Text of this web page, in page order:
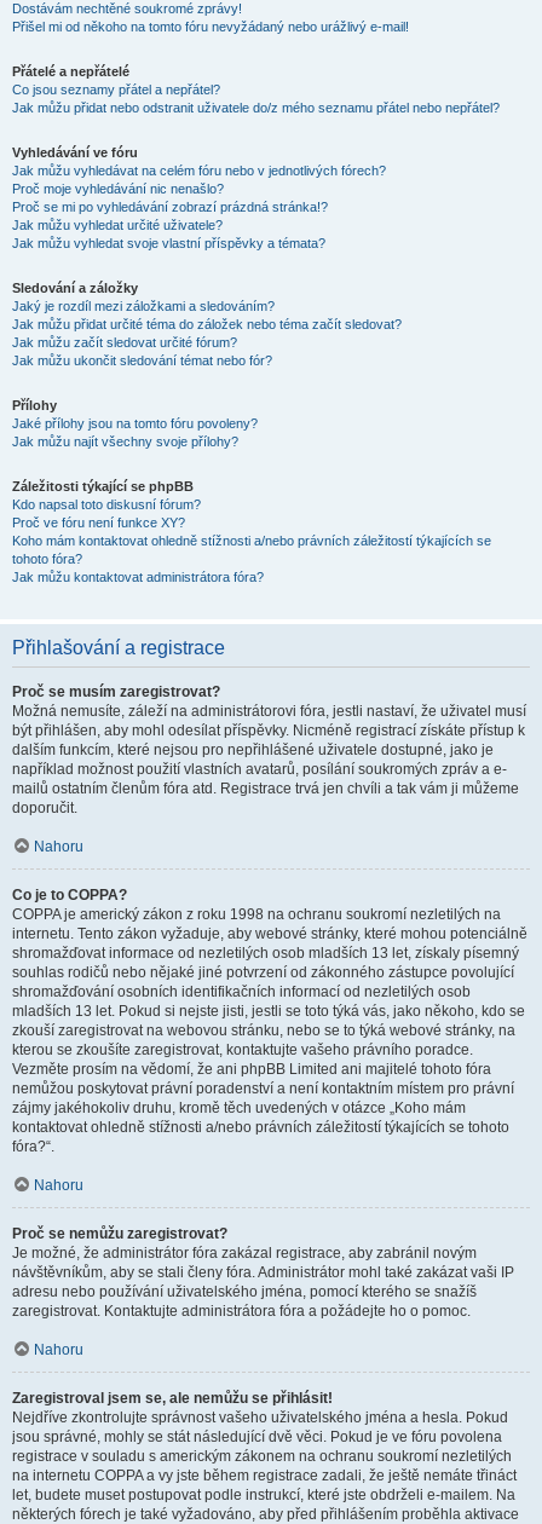
Dostávám nechtěné soukromé zprávy!
Přišel mi od někoho na tomto fóru nevyžádaný nebo urážlivý e-mail!
Přátelé a nepřátelé
Co jsou seznamy přátel a nepřátel?
Jak můžu přidat nebo odstranit uživatele do/z mého seznamu přátel nebo nepřátel?
Vyhledávání ve fóru
Jak můžu vyhledávat na celém fóru nebo v jednotlivých fórech?
Proč moje vyhledávání nic nenašlo?
Proč se mi po vyhledávání zobrazí prázdná stránka!?
Jak můžu vyhledat určité uživatele?
Jak můžu vyhledat svoje vlastní příspěvky a témata?
Sledování a záložky
Jaký je rozdíl mezi záložkami a sledováním?
Jak můžu přidat určité téma do záložek nebo téma začít sledovat?
Jak můžu začít sledovat určité fórum?
Jak můžu ukončit sledování témat nebo fór?
Přílohy
Jaké přílohy jsou na tomto fóru povoleny?
Jak můžu najít všechny svoje přílohy?
Záležitosti týkající se phpBB
Kdo napsal toto diskusní fórum?
Proč ve fóru není funkce XY?
Koho mám kontaktovat ohledně stížnosti a/nebo právních záležitostí týkajících se
tohoto fóra?
Jak můžu kontaktovat administrátora fóra?
Přihlašování a registrace
Proč se musím zaregistrovat?
Možná nemusíte, záleží na administrátorovi fóra, jestli nastaví, že uživatel musí
být přihlášen, aby mohl odesílat příspěvky. Nicméně registrací získáte přístup k
dalším funkcím, které nejsou pro nepřihlášené uživatele dostupné, jako je
například možnost použití vlastních avatarů, posílání soukromých zpráv a e-
mailů ostatním členům fóra atd. Registrace trvá jen chvíli a tak vám ji můžeme
doporučit.
Nahoru
Co je to COPPA?
COPPA je americký zákon z roku 1998 na ochranu soukromí nezletilých na
internetu. Tento zákon vyžaduje, aby webové stránky, které mohou potenciálně
shromažďovat informace od nezletilých osob mladších 13 let, získaly písemný
souhlas rodičů nebo nějaké jiné potvrzení od zákonného zástupce povolující
shromažďování osobních identifikačních informací od nezletilých osob
mladších 13 let. Pokud si nejste jisti, jestli se toto týká vás, jako někoho, kdo se
zkouší zaregistrovat na webovou stránku, nebo se to týká webové stránky, na
kterou se zkoušíte zaregistrovat, kontaktujte vašeho právního poradce.
Vezměte prosím na vědomí, že ani phpBB Limited ani majitelé tohoto fóra
nemůžou poskytovat právní poradenství a není kontaktním místem pro právní
zájmy jakéhokoliv druhu, kromě těch uvedených v otázce „Koho mám
kontaktovat ohledně stížnosti a/nebo právních záležitostí týkajících se tohoto
fóra?“.
Nahoru
Proč se nemůžu zaregistrovat?
Je možné, že administrátor fóra zakázal registrace, aby zabránil novým
návštěvníkům, aby se stali členy fóra. Administrátor mohl také zakázat vaši IP
adresu nebo používání uživatelského jména, pomocí kterého se snažíš
zaregistrovat. Kontaktujte administrátora fóra a požádejte ho o pomoc.
Nahoru
Zaregistroval jsem se, ale nemůžu se přihlásit!
Nejdříve zkontrolujte správnost vašeho uživatelského jména a hesla. Pokud
jsou správné, mohly se stát následující dvě věci. Pokud je ve fóru povolena
registrace v souladu s americkým zákonem na ochranu soukromí nezletilých
na internetu COPPA a vy jste během registrace zadali, že ještě nemáte třináct
let, budete muset postupovat podle instrukcí, které jste obdrželi e-mailem. Na
některých fórech je také vyžadováno, aby před přihlášením proběhla aktivace